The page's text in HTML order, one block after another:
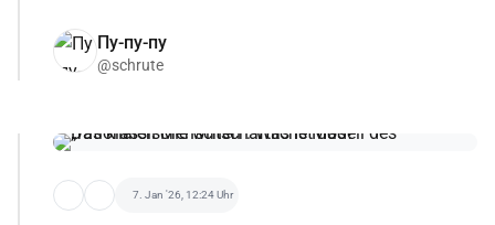
Пу-пу-пу
@schrute
7. Jan '26, 12:24 Uhr